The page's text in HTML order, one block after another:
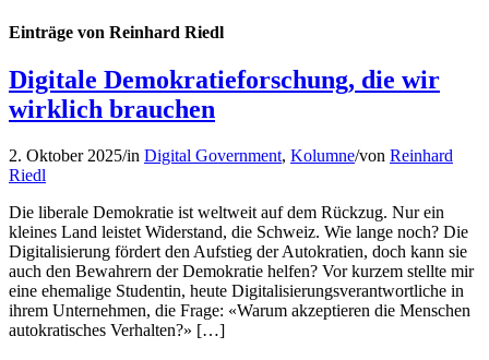
Einträge von Reinhard Riedl
Digitale Demokratieforschung, die wir
wirklich brauchen
2. Oktober 2025/in Digital Government, Kolumne/von Reinhard
Riedl
Die liberale Demokratie ist weltweit auf dem Rückzug. Nur ein
kleines Land leistet Widerstand, die Schweiz. Wie lange noch? Die
Digitalisierung fördert den Aufstieg der Autokratien, doch kann sie
auch den Bewahrern der Demokratie helfen? Vor kurzem stellte mir
eine ehemalige Studentin, heute Digitalisierungsverantwortliche in
ihrem Unternehmen, die Frage: «Warum akzeptieren die Menschen
autokratisches Verhalten?» […]